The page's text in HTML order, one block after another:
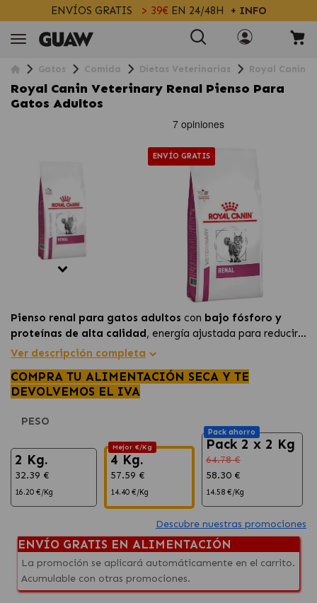
ENVÍOS GRATIS > 39€EN 24/48H + INFO
Gatos Comida Dietas Veterinarias Royal Canin
Royal Canin Veterinary Renal Pienso Para
Gatos Adultos
ENVÍO GRATIS
Pienso renal para gatos adultos con bajo fósforo y
proteínas de alta calidad, energía ajustada para reducir
la ración y combatir lafalta de apetito
oxalato.
Ver descripción completa
COMPRA TU ALIMENTACIÓN SECA Y TE
DEVOLVEMOS EL IVA
PESO
2 Kg.
32.39 €
16.20 €/Kg
Mejor €/Kg
4 Kg.
57.59 €
14.40 €/Kg
Pack ahorro
Pack 2 x 2 Kg
64.78 €
58.30 €
14.58 €/Kg
Descubre nuestras promociones
ENVÍO GRATIS EN ALIMENTACIÓN
La promoción se aplicará automáticamente en el carrito.
Acumulable con otras promociones.